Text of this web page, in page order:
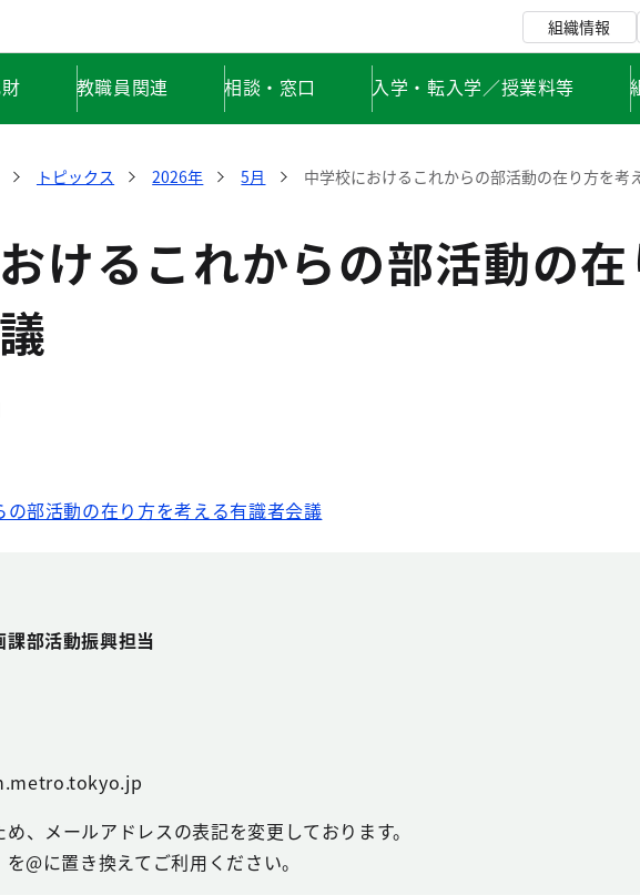
組織情報
教職員関連 相談・窓口 入学・転入学／授業料等
トピックス 2026年 5月 中学校におけるこれからの部活動の在り方を考
けるこれからの部活動の
部活動の在り方を考える有識者会議
部活動振興担当
、メールアドレスの表記を変更しております。
@に置き換えてご利用ください。